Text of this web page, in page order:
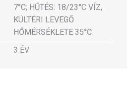
7°C; HŰTÉS: 18/23°C VÍZ,
KÜLTÉRI LEVEGŐ
HŐMÉRSÉKLETE 35°C
3 ÉV